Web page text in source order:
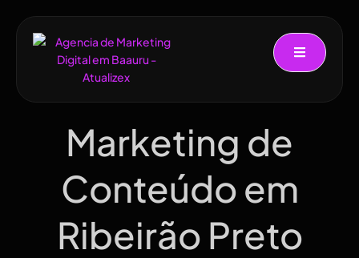
Marketing de
Conteúdo em
Ribeirão Preto